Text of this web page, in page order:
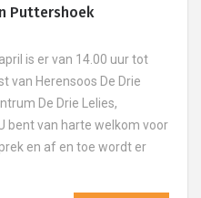
Puttershoek
is er van 14.00 uur tot
van Herensoos De Drie
De Drie Lelies,
bent van harte welkom voor
en af en toe wordt er